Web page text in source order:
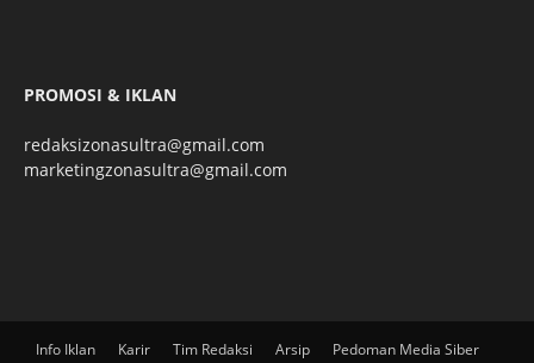
PROMOSI & IKLAN
redaksizonasultra@gmail.com
marketingzonasultra@gmail.com
Info Iklan Karir Tim Redaksi Arsip Pedoman Media Siber